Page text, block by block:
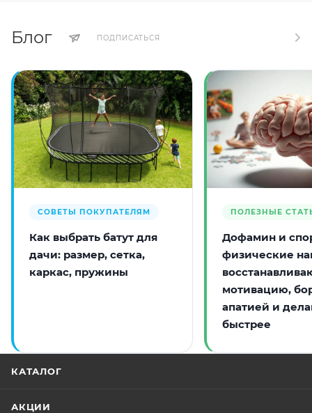
Блог ПОДПИСАТЬСЯ
СОВЕТЫ ПОКУПАТЕЛЯМ
Как выбрать батут для
дачи: размер, сетка,
каркас, пружины
ПОЛЕЗНЫЕ
Дофамин и
физические
мотивацию,
апатией и
быстрее
КАТАЛОГ
АКЦИИ